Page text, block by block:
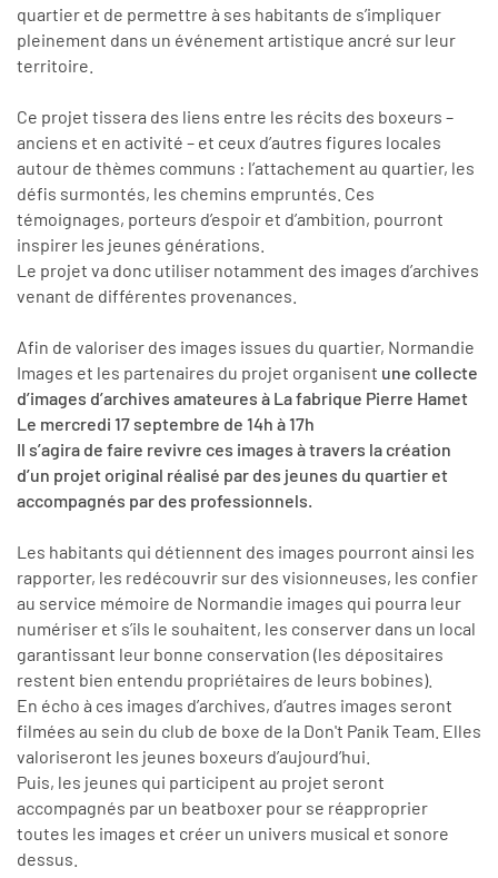
quartier et de permettre à ses habitants de s’impliquer
pleinement dans un événement artistique ancré sur leur
territoire.
Ce projet tissera des liens entre les récits des boxeurs –
anciens et en activité – et ceux d’autres figures locales
autour de thèmes communs : l’attachement au quartier, les
défis surmontés, les chemins empruntés. Ces
témoignages, porteurs d’espoir et d’ambition, pourront
inspirer les jeunes générations.
Le projet va donc utiliser notamment des images d’archives
venant de différentes provenances.
Afin de valoriser des images issues du quartier, Normandie
Images et les partenaires du projet organisent une collecte
d’images d’archives amateures à La fabrique Pierre Hamet
Le mercredi 17 septembre de 14h à 17h
Il s’agira de faire revivre ces images à travers la création
d’un projet original réalisé par des jeunes du quartier et
accompagnés par des professionnels.
Les habitants qui détiennent des images pourront ainsi les
rapporter, les redécouvrir sur des visionneuses, les confier
au service mémoire de Normandie images qui pourra leur
numériser et s’ils le souhaitent, les conserver dans un local
garantissant leur bonne conservation (les dépositaires
restent bien entendu propriétaires de leurs bobines).
En écho à ces images d’archives, d’autres images seront
filmées au sein du club de boxe de la Don't Panik Team. Elles
valoriseront les jeunes boxeurs d’aujourd’hui.
Puis, les jeunes qui participent au projet seront
accompagnés par un beatboxer pour se réapproprier
toutes les images et créer un univers musical et sonore
dessus.